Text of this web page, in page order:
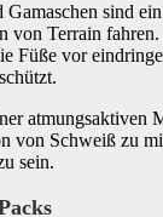
Gamaschen sind
von Terrain fahren.
Füße vor
atmungsaktiven
von Schweiß zu
sein.